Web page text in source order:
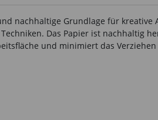
nachhaltige Grundlage für
Das Papier ist nachhaltig
und minimiert das